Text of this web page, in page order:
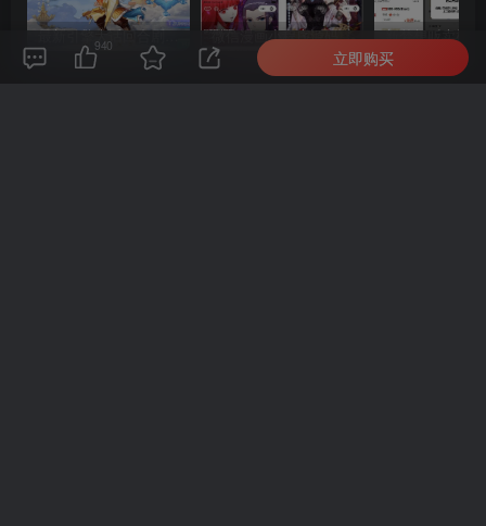
最新引擎大话回合剧情闯关手游【大话回合之缥缈西游内丹版小熊修复版第二季】GM总运营管理后台安卓苹果IOS双端版本 微信漫画小程序源码全开源商业版
940
立即购买